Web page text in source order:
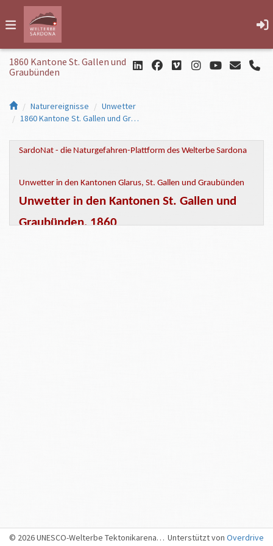
1860 Kantone St. Gallen und
Graubünden
Naturereignisse
Unwetter
1860 Kantone St. Gallen und Graubünden
SardoNat - die Naturgefahren-Plattform des Welterbe Sardona
Unwetter in den Kantonen Glarus, St. Gallen und Graubünden
Unwetter in den Kantonen St. Gallen und
Graubünden, 1860
Ort und Stärke der Unwetterschäden vom 1. bis 2. September
© 2026 UNESCO-Welterbe Tektonikarena Sardona, Sargans Unterstützt von Overdrive